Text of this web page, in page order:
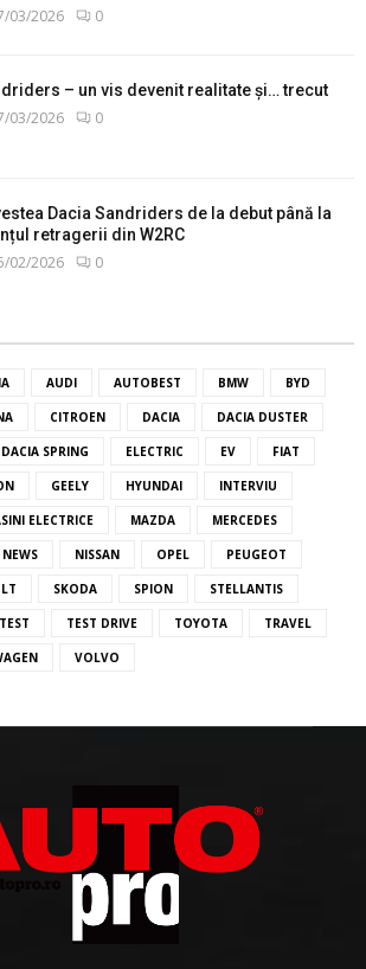
03/2026 0
– un vis devenit realitate și… trecut
03/2026 0
Dacia Sandriders de la debut până la
retragerii din W2RC
02/2026 0
AUDI AUTOBEST BMW BYD
CITROEN DACIA DACIA DUSTER
DACIA SPRING ELECTRIC EV FIAT
GEELY HYUNDAI INTERVIU
ELECTRICE MAZDA MERCEDES
NEWS NISSAN OPEL PEUGEOT
SKODA SPION STELLANTIS
TEST TEST DRIVE TOYOTA TRAVEL
VOLVO